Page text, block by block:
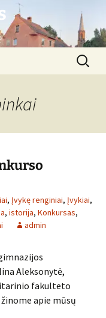
Ieškoti:
, Įvykę renginiai, Įvykiai,
, istorija, Konkursas,
admin
Aleksonytė,
fakulteto
apie mūsų